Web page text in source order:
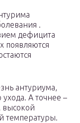
.
дефицита
появляются
антуриума,
А точнее –
высокой
температуры.